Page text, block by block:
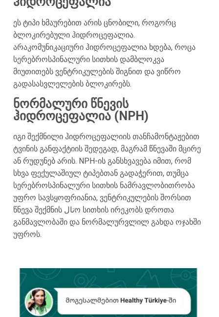
ეს ტიპი ხმაურებით არის ცნობილი, როგორც
ბლოკირებული ჰიდროცეფალია.
არაკომუნიკაციური ჰიდროცეფალია ხდება, როცა
სერებროსპინალური სითხის დამბლოკვა
მიუთითებს ვენტრიკულების შიგნით და ვიწრო
გადასასვლელების ბლოკირებს.
ნორმალური წნევის
ჰიდროცეფალია (NPH)
იგი შექმნილი ჰიდროცეფალიის თანჩამონტაჟებით
ტვინის განფაქტიის შედეგად, მაგრამ წნევაში მცირე
ან რუდუნებ არის. NPH-ის განსხვავება იმით, რომ
სხვა ფექულაშიულ ტიპებთან გადაჭერით, თუმცა
სერებროსპინალური სითხის ნამრავლობითრობა
უფრო სავსყოფრიანია, ვენტრიკულების შორსით
წნევა შექმნის تالო სითხის ირეკობს დროთა
განმავლობაში და ნორმალურვლილ გახდა ოჯახში
უფროს.